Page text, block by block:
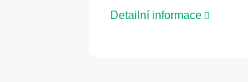
Detailní informace